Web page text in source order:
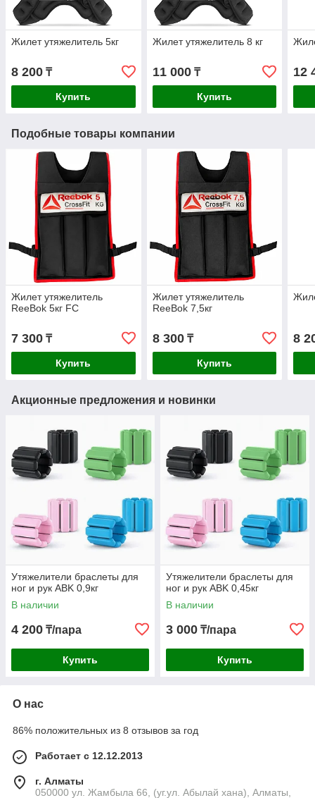
Жилет утяжелитель 5кг
8 200 ₸
Купить
Жилет утяжелитель 8 кг
11 000₸
Купить
12
Подобные товары компании
Жилет утяжелитель
ReeBok 5кг FC
7 300 ₸
Купить
Жилет утяжелитель
ReeBok 7,5кг
8 300₸
Купить
8
Акционные предложения и новинки
Утяжелители браслеты для
ног и рук ABK 0,9кг
В наличии
4 200 ₸/пара
Купить
Утяжелители браслеты для
ног и рук ABK 0,45кг
В наличии
3 000 ₸/пара
Купить
О нас
86% положительных из 8 отзывов за год
Работает с 12.12.2013
г. Алматы
050000 ул. Жамбыла 66, (уг.ул. Абылай хана), Алматы,